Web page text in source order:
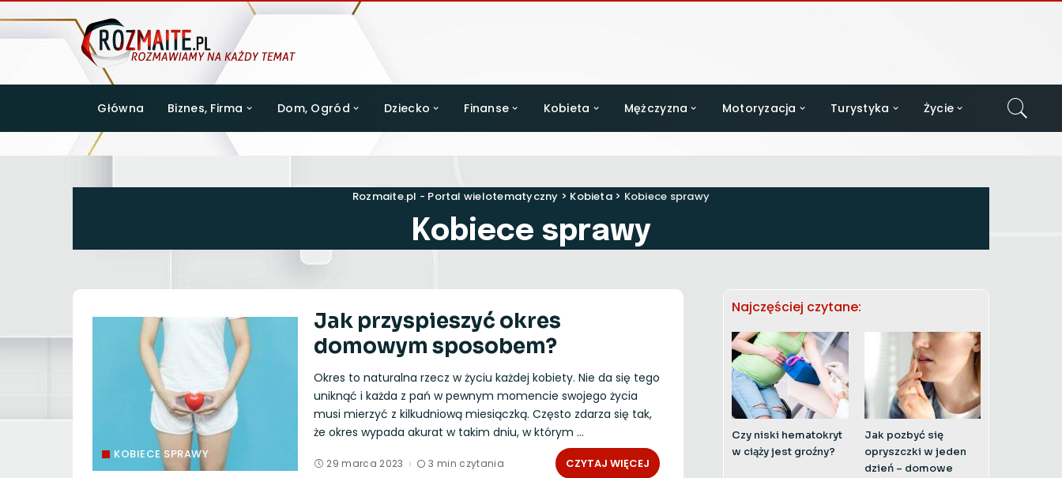
Główna Biznes, Firma Dom, Ogród Dziecko Finanse Kobieta Mężczyzna Motoryzacja Turystyka Życie
Rozmaite.pl - Portal wielotematyczny > Kobieta> Kobiece sprawy
Kobiece sprawy
KOBIECE SPRAWY
Jak przyspieszyć okres
domowym sposobem?
Okres to naturalna rzecz w życiu każdej kobiety. Nie da się tego
uniknąć i każda z pań w pewnym momencie swojego życia
musi mierzyć z kilkudniową miesiączką. Często zdarza się tak,
że okres wypada akurat w takim dniu, w którym ...
29 marca 2023 3 min czytania CZYTAJ WIĘCEJ
Najczęściej czytane:
Czy niski hematokryt
w ciąży jest groźny?
Jak pozbyć się
opryszczki w jeden
dzień – domowe